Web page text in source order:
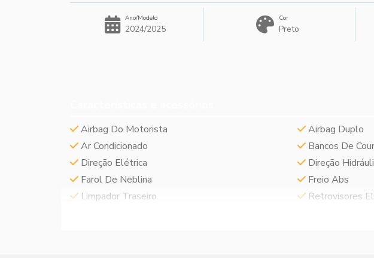
Ano/Modelo
2024/2025
Cor
Preto
Airbag Do Motorista Airbag Duplo
Ar Condicionado
Bancos De
Direção Elétrica
Direção
Farol De Neblina
Freio Abs
Limpador Traseiro
Retrovisores